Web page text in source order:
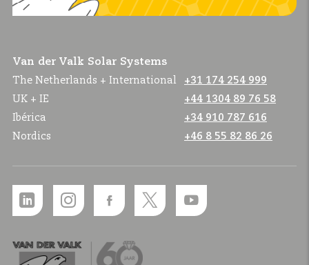
Van der Valk Solar Systems
The Netherlands + International
+31 174 254 999
UK + IE
+44 1304 89 76 58
Ibérica
+34 910 787 616
Nordics
+46 8 55 82 86 26